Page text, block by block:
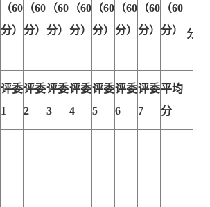
（60
分）
（60
分）
（60
分）
（60
分）
（60
分）
（60
分）
（60
分）
（60
分）
分）
评委
1
评委
2
评委
3
评委
4
评委
5
评委
6
评委
7
平均
分